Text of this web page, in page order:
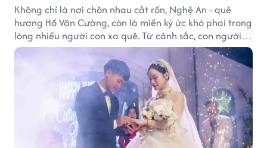
Không chỉ là nơi chôn nhau cắt rốn, Nghệ An - quê
hương Hồ Văn Cường, còn là miền ký ức khó phai trong
lòng nhiều người con xa quê. Từ cảnh sắc, con người
đến hương vị quê nhà, tất cả đều trở thành những
điều khiến họ luôn mong ngày trở về.